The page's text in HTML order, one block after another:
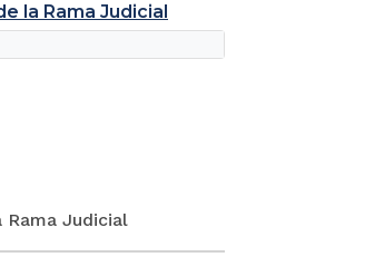
la Rama Judicial
Rama Judicial